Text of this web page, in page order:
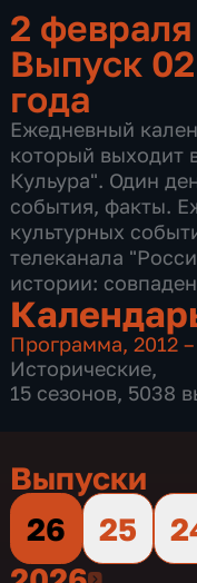
2
Выпуск
года
Ежедневный
который выходит
Кульура". Один
события, факты.
культурных
телеканала
истории:
Программа,2012
Исторические,
15 сезонов, 5038
Выпуски
26
25